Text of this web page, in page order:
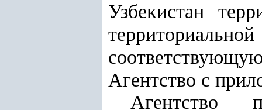
Узбекистан
Агентство с
Агентство